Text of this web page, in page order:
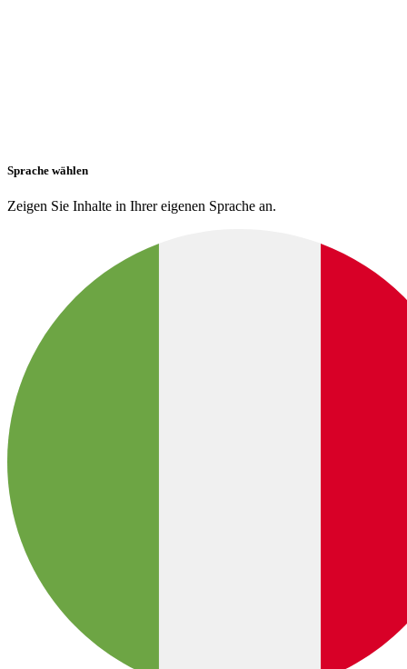
Sprache wählen
Zeigen Sie Inhalte in Ihrer eigenen Sprache an.